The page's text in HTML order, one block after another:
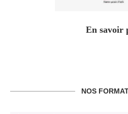
En savoir
NOS